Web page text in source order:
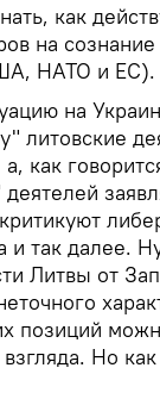
как
на
НАТО и ЕС).
на
литовские
как
так далее.
Литвы от
позиций
Но